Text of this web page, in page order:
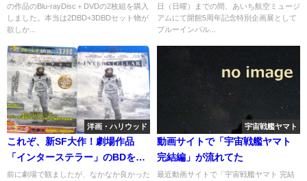
の作品のBlu-rayDisc＋DVDの2枚組を購入
しました。本当は2DBD+3DBDセット物が
欲しか...
日（日曜）までの間、あいち航空ミュージ
アムにて開館5周年記念特別企画展として
ブルーインパル...
洋画・ハリウッド
これぞ、新SF大作！劇場作品
「インターステラー」のBDを観
て。
前に劇場で観ましたが、なかなか良かった
宇宙戦艦ヤマト
動画サイトで「宇宙戦艦ヤマト
完結編」が流れてた
最近動画サイトで「宇宙戦艦ヤマト 完結